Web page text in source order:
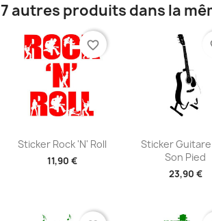
7 autres produits dans la
Aperçu rapide
Sticker Rock 'n' Roll
11,90 €
favorite_border
Aperçu
+2
Sticker
Son Pied
23,90 €